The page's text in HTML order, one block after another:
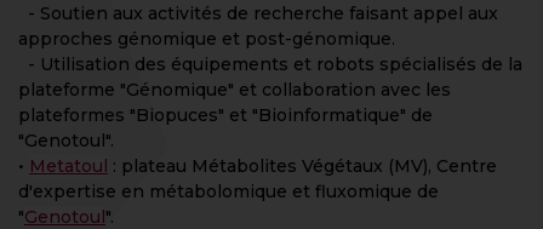
- Soutien aux activités de recherche faisant appel aux
approches génomique et post-génomique.
- Utilisation des équipements et robots spécialisés de la
plateforme "Génomique" et collaboration avec les
plateformes "Biopuces" et "Bioinformatique" de
"Genotoul".
• Metatoul : plateau Métabolites Végétaux (MV), Centre
d'expertise en métabolomique et fluxomique de
"Genotoul".